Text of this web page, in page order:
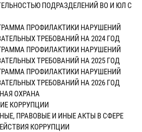
ПОДРАЗДЕЛЕНИЙ ВО И ЮЛ С
ПРОФИЛАКТИКИ НАРУШЕНИЙ
ТРЕБОВАНИЙ НА 2024 ГОД
ПРОФИЛАКТИКИ НАРУШЕНИЙ
ТРЕБОВАНИЙ НА 2025 ГОД
ПРОФИЛАКТИКИ НАРУШЕНИЙ
ТРЕБОВАНИЙ НА 2026 ГОД
ОХРАНА
КОРРУПЦИИ
ПРАВОВЫЕ И ИНЫЕ АКТЫ В СФЕРЕ
КОРРУПЦИИ